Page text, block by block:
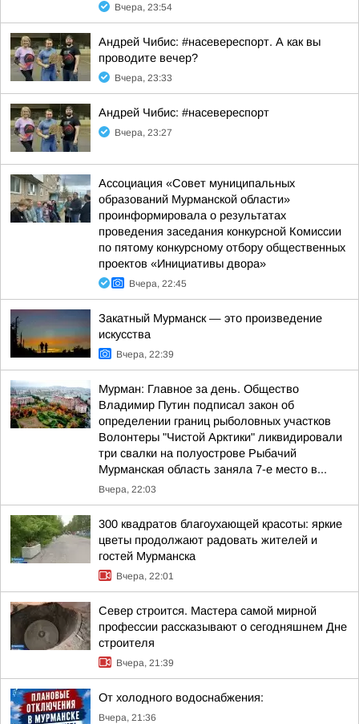
Вчера, 23:54
Андрей Чибис: #насевереспорт. А как вы
проводите вечер?
Вчера, 23:33
Андрей Чибис: #насевереспорт
Вчера, 23:27
Ассоциация «Совет муниципальных
образований Мурманской области»
проинформировала о результатах
проведения заседания конкурсной Комиссии
по пятому конкурсному отбору общественных
проектов «Инициативы двора»
Вчера, 22:45
Закатный Мурманск — это произведение
искусства
Вчера, 22:39
Мурман: Главное за день. Общество
Владимир Путин подписал закон об
определении границ рыболовных участков
Волонтеры "Чистой Арктики" ликвидировали
три свалки на полуострове Рыбачий
Мурманская область заняла 7-е место в...
Вчера, 22:03
300 квадратов благоухающей красоты: яркие
цветы продолжают радовать жителей и
гостей Мурманска
Вчера, 22:01
Север строится. Мастера самой мирной
профессии рассказывают о сегодняшнем Дне
строителя
Вчера, 21:39
От холодного водоснабжения:
Вчера, 21:36